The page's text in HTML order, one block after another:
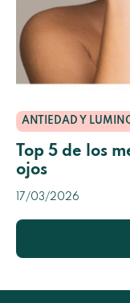
ANTIEDAD Y
Top 5 de los
ojos
17/03/2026